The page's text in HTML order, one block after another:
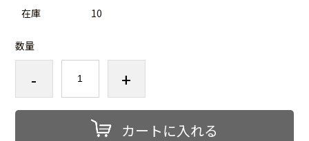
在庫 10
数量
- +
カートに入れる